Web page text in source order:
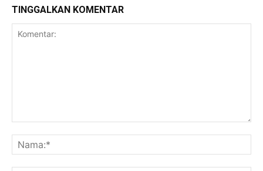
TINGGALKAN KOMENTAR